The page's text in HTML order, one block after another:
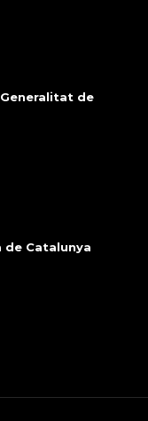
de
de Catalunya